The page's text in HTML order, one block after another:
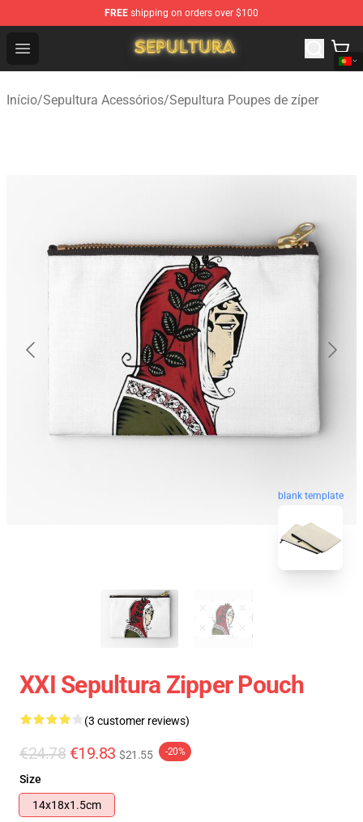
FREE shipping on orders over $100
Open menu
Sepultura Store - Official Sepultura Merchandise Shop
Início/Sepultura Acessórios/Sepultura Poupes de zíper
blank template
XXI Sepultura Zipper Pouch
(3 customer reviews)
€24.78 €19.83 $21.55 -20%
Size
14x18x1.5cm